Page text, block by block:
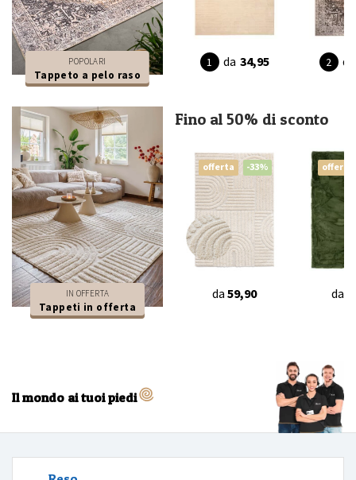
POPOLARI
Tappeto a pelo raso
da 34,95 da
IN OFFERTA
Tappeti in offerta
Fino al 50% di sconto
offerta -33%
da 59,90
offerta
da
Il mondo ai tuoi piedi